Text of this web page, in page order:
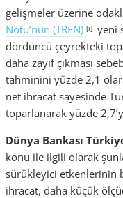
gelişmeler üzerine
Notu’nun (TREN) [i] yeni
dördüncü çeyrekteki
daha zayıf çıkması
tahminini yüzde 2,1
net ihracat sayesinde
toparlanarak yüzde
Dünya Bankası
konu ile ilgili olarak
sürükleyici etkenlerinin
ihracat, daha küçük